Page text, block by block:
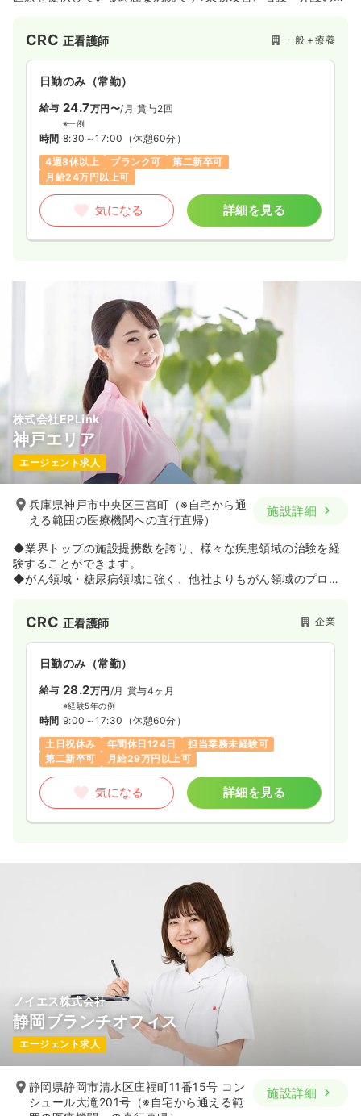
CRC 正看護師 一般＋療養
日勤のみ（常勤）
給与 24.7万円〜/月 賞与2回
※一例
時間 8:30～17:00 （休憩60分）
4週8休以上
ブランク可
第二新卒可
月給24万円以上可
気になる 詳細を見る
株式会社EPLink
神戸エリア
エージェント求人
兵庫県神戸市中央区三宮町（※自宅から通
える範囲の医療機関への直行直帰）
施設詳細
◆業界トップの施設提携数を誇り、様々な疾患領域の治験を経
験することができます。
◆がん領域・糖尿病領域に強く、他社よりもがん領域のプロジ
るだけではなく、ワークライフバランスの実現のために育児休
業制度などの福利厚生制度も充実しています。
◆グループとしてはSMO事業のほかに、CSO事業、CRO事業な
ど、健康産業に貢献している会社です。
CRC 正看護師 企業
日勤のみ（常勤）
給与 28.2万円 /月 賞与4ヶ月
※経験5年の例
時間 9:00～17:30 （休憩60分）
土日祝休み
年間休日124日
担当業務未経験可
第二新卒可
月給29万円以上可
気になる 詳細を見る
ノイエス株式会社
静岡ブランチオフィス
エージェント求人
静岡県静岡市清水区庄福町11番15号 コン
シュール大滝201号（※自宅から通える範
施設詳細